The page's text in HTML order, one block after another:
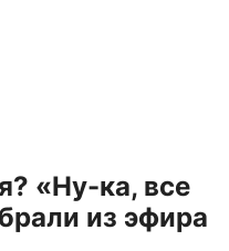
«Ну-ка, все
из эфира